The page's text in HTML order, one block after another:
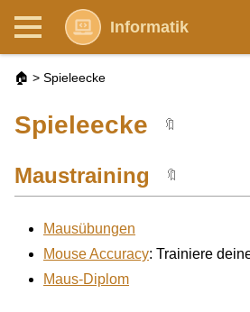
Informatik
🏠 > Spieleecke
Spieleecke 🔖
Maustraining 🔖
Mausübungen
Mouse Accuracy: Trainiere
Maus-Diplom